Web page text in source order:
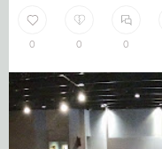
0 0 0